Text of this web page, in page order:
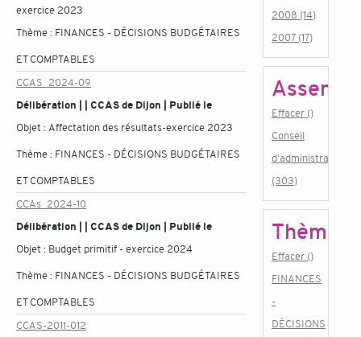
exercice 2023
Thème : FINANCES - DÉCISIONS BUDGÉTAIRES
ET COMPTABLES
CCAS_2024-09
Délibération | | CCAS de Dijon | Publié le
Objet : Affectation des résultats-exercice 2023
Thème : FINANCES - DÉCISIONS BUDGÉTAIRES
ET COMPTABLES
CCAs_2024-10
Délibération | | CCAS de Dijon | Publié le
Objet : Budget primitif - exercice 2024
Thème : FINANCES - DÉCISIONS BUDGÉTAIRES
ET COMPTABLES
CCAS-2011-012
2008 (14)
2007 (17)
Effacer ()
Conseil
d'administration
(303)
Thème
Effacer ()
FINANCES
-
DÉCISIONS